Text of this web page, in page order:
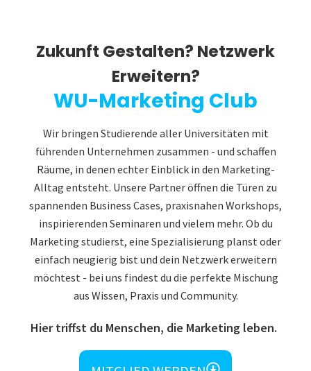
Zukunft Gestalten? Netzwerk
Erweitern?
WU-Marketing Club
Wir bringen Studierende aller Universitäten mit
führenden Unternehmen zusammen - und schaffen
Räume, in denen echter Einblick in den Marketing-
Alltag entsteht. Unsere Partner öffnen die Türen zu
spannenden Business Cases, praxisnahen Workshops,
inspirierenden Seminaren und vielem mehr. Ob du
Marketing studierst, eine Spezialisierung planst oder
einfach neugierig bist und dein Netzwerk erweitern
möchtest - bei uns findest du die perfekte Mischung
aus Wissen, Praxis und Community.
Hier triffst du Menschen, die Marketing leben.